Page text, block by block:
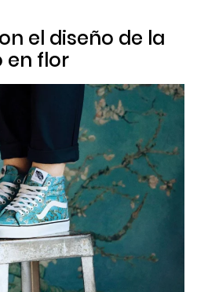
el diseño de la
en flor